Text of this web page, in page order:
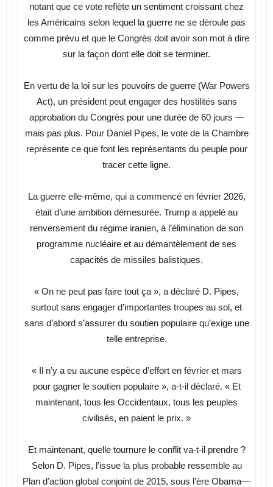
notant que ce vote reflète un sentiment croissant chez
les Américains selon lequel la guerre ne se déroule pas
comme prévu et que le Congrès doit avoir son mot à dire
sur la façon dont elle doit se terminer.
En vertu de la loi sur les pouvoirs de guerre (War Powers
Act), un président peut engager des hostilités sans
approbation du Congrès pour une durée de 60 jours —
mais pas plus. Pour Daniel Pipes, le vote de la Chambre
représente ce que font les représentants du peuple pour
tracer cette ligne.
La guerre elle-même, qui a commencé en février 2026,
était d’une ambition démesurée. Trump a appelé au
renversement du régime iranien, à l’élimination de son
programme nucléaire et au démantèlement de ses
capacités de missiles balistiques.
« On ne peut pas faire tout ça », a déclaré D. Pipes,
surtout sans engager d’importantes troupes au sol, et
sans d’abord s’assurer du soutien populaire qu’exige une
telle entreprise.
« Il n’y a eu aucune espèce d’effort en février et mars
pour gagner le soutien populaire », a-t-il déclaré. « Et
maintenant, tous les Occidentaux, tous les peuples
civilisés, en paient le prix. »
Et maintenant, quelle tournure le conflit va-t-il prendre ?
Selon D. Pipes, l’issue la plus probable ressemble au
Plan d’action global conjoint de 2015, sous l’ère Obama—